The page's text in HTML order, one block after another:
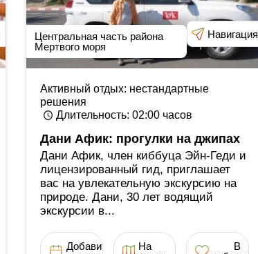
Центральная часть района
Мертвого моря
Навигация
Активный отдых: нестандартные
решения
Длительность: 02:00 часов
Дани Афик: прогулки на джипах
Дани Афик, член киббуца Эйн-Геди и
лицензированный гид, приглашает
вас на увлекательную экскурсию на
природе. Дани, 30 лет водящий
экскурсии в...
Добавить
На
В